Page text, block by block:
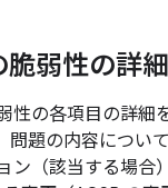
弱性の詳細
の各項目の詳細
題の内容につい
ン（該当する場合